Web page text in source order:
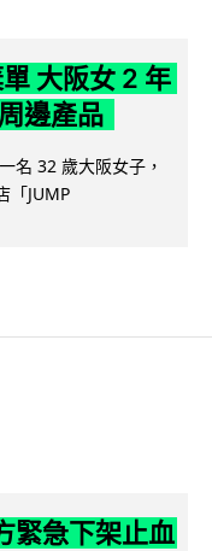
大阪女 2 年
邊產品
名 32 歲大阪女子，
「JUMP
緊急下架止血